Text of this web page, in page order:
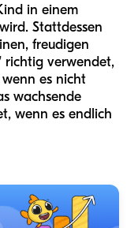
in einem
Stattdessen
freudigen
richtig verwendet,
es nicht
wachsende
wenn es endlich